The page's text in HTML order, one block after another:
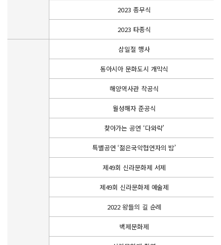
2023 종무식
2023 타종식
삼일절 행사
동아시아 문화도시 개막식
해양역사관 착공식
월성해자 준공식
찾아가는 공연 ‘다와락’
특별공연 ‘젊은국악협연자의 밤’
제49회 신라문화제 서제
제49회 신라문화제 예술제
2022 왕들의 길 순례
백제문화제